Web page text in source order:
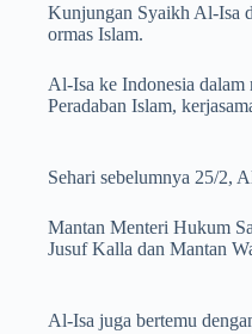
Kunjungan Syaikh Al-Isa
ormas Islam.
Al-Isa ke Indonesia dalam
Peradaban Islam,
Sehari sebelumnya 25/2,
Mantan Menteri Hukum
Jusuf Kalla dan Mantan
Al-Isa juga bertemu